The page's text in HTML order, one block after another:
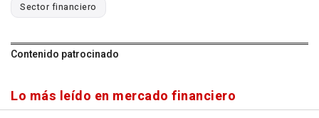
Sector financiero
Contenido patrocinado
Lo más leído en mercado financiero